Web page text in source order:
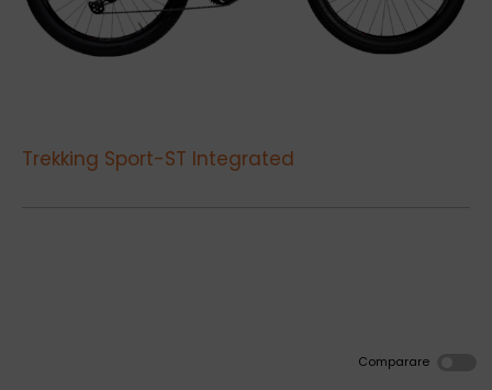
Trekking Sport-ST Integrated
Comparare